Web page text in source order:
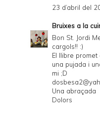
23 d’abril del
Bruixes a la
Bon St. Jordi
cargols!! :)
El llibre
una pujada i
mi ;D
Una abraçada
Dolors